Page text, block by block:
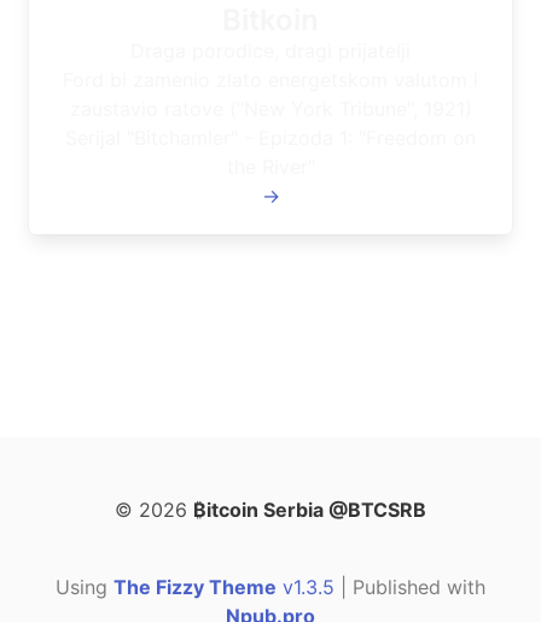
→
© 2026 ₿itcoin Serbia @BTCSRB
Using The Fizzy Theme v1.3.5 | Published with
Npub.pro